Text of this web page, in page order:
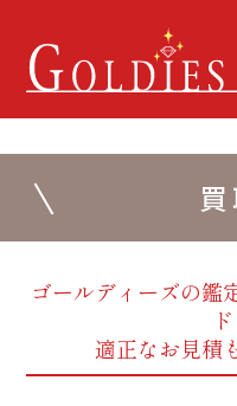
ゴールディーズの鑑
適正なお見積